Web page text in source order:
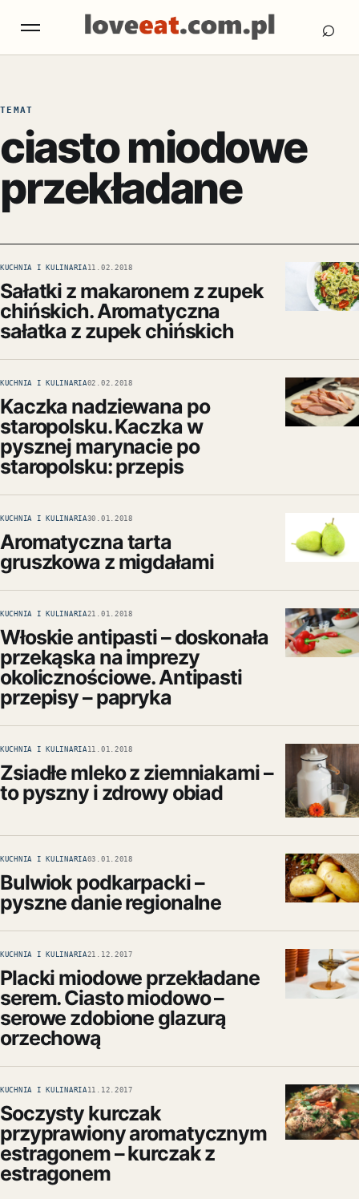
Otwórz menu ⌕
TEMAT
ciasto miodowe
przekładane
KUCHNIA I KULINARIA 11.02.2018
Sałatki z makaronem z zupek
chińskich. Aromatyczna
sałatka z zupek chińskich
KUCHNIA I KULINARIA02.02.2018
Kaczka nadziewana po
staropolsku. Kaczka w
pysznej marynacie po
staropolsku: przepis
KUCHNIA I KULINARIA30.01.2018
Aromatyczna tarta
gruszkowa z migdałami
KUCHNIA I KULINARIA21.01.2018
Włoskie antipasti – doskonała
przekąska na imprezy
okolicznościowe. Antipasti
przepisy – papryka
KUCHNIA I KULINARIA 11.01.2018
Zsiadłe mleko z ziemniakami –
to pyszny i zdrowy obiad
KUCHNIA I KULINARIA03.01.2018
Bulwiok podkarpacki –
pyszne danie regionalne
KUCHNIA I KULINARIA21.12.2017
Placki miodowe przekładane
serem. Ciasto miodowo –
serowe zdobione glazurą
orzechową
KUCHNIA I KULINARIA 11.12.2017
Soczysty kurczak
przyprawiony aromatycznym
estragonem – kurczak z
estragonem